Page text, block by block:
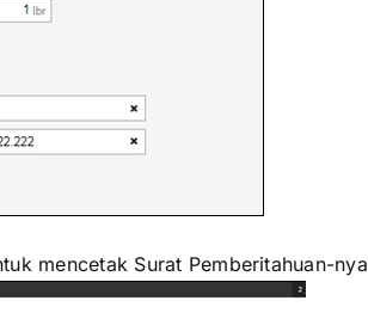
mencetak Surat Pemberitahuan-nya